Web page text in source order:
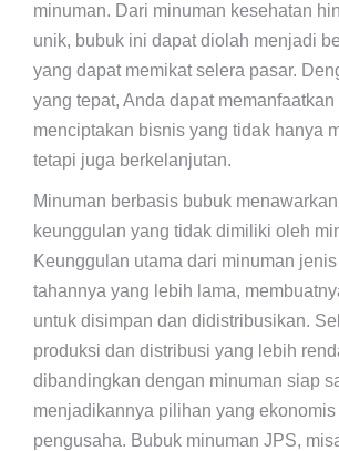
minuman. Dari minuman kesehatan
unik, bubuk ini dapat diolah menjadi
yang dapat memikat selera pasar.
yang tepat, Anda dapat
menciptakan bisnis yang tidak hanya
tetapi juga berkelanjutan.
Minuman berbasis bubuk
keunggulan yang tidak dimiliki oleh
Keunggulan utama dari minuman
tahannya yang lebih lama,
untuk disimpan dan didistribusikan.
produksi dan distribusi yang lebih
dibandingkan dengan minuman siap
menjadikannya pilihan yang ekonomis
pengusaha. Bubuk minuman JPS,